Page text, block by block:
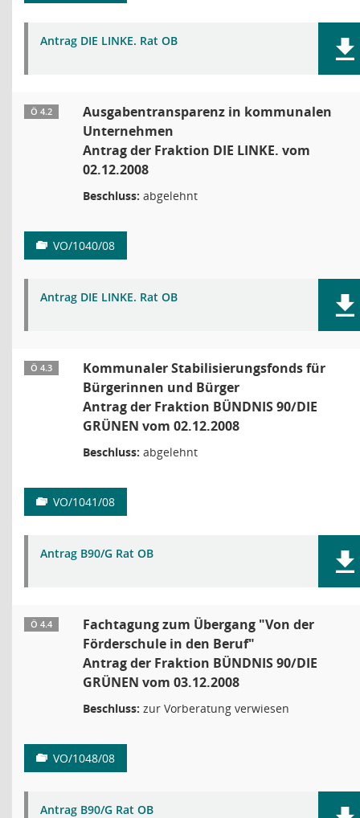
Antrag DIE LINKE. Rat OB
Ö 4.2
Ausgabentransparenz in kommunalen
Unternehmen
Antrag der Fraktion DIE LINKE. vom
02.12.2008
Beschluss: abgelehnt
VO/1040/08
Antrag DIE LINKE. Rat OB
Ö 4.3
Kommunaler Stabilisierungsfonds für
Bürgerinnen und Bürger
Antrag der Fraktion BÜNDNIS 90/DIE
GRÜNEN vom 02.12.2008
Beschluss: abgelehnt
VO/1041/08
Antrag B90/G Rat OB
Ö 4.4
Fachtagung zum Übergang "Von der
Förderschule in den Beruf"
Antrag der Fraktion BÜNDNIS 90/DIE
GRÜNEN vom 03.12.2008
Beschluss: zur Vorberatung verwiesen
VO/1048/08
Antrag B90/G Rat OB